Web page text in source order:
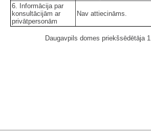
6. Informācija par
konsultācijām ar
privātpersonām
Nav attiecināms.
Daugavpils domes priekšsēdētāja